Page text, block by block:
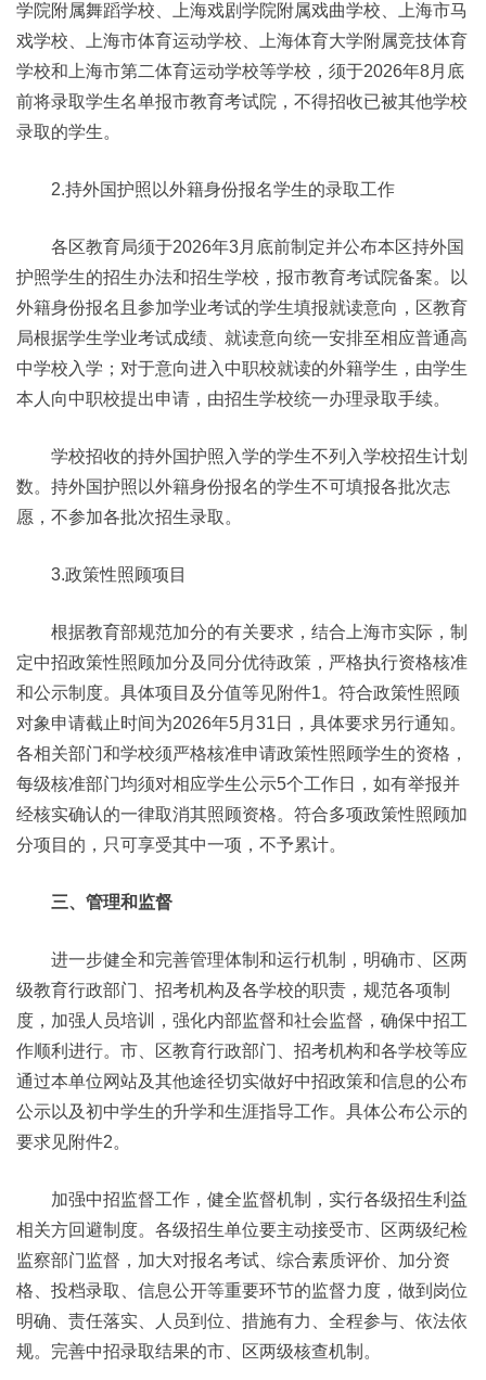
学院附属舞蹈学校、上海戏剧学院附属戏曲学校、上海市马
戏学校、上海市体育运动学校、上海体育大学附属竞技体育
学校和上海市第二体育运动学校等学校，须于2026年8月底
前将录取学生名单报市教育考试院，不得招收已被其他学校
录取的学生。
2.持外国护照以外籍身份报名学生的录取工作
各区教育局须于2026年3月底前制定并公布本区持外国
护照学生的招生办法和招生学校，报市教育考试院备案。以
外籍身份报名且参加学业考试的学生填报就读意向，区教育
局根据学生学业考试成绩、就读意向统一安排至相应普通高
中学校入学；对于意向进入中职校就读的外籍学生，由学生
本人向中职校提出申请，由招生学校统一办理录取手续。
学校招收的持外国护照入学的学生不列入学校招生计划
数。持外国护照以外籍身份报名的学生不可填报各批次志
愿，不参加各批次招生录取。
3.政策性照顾项目
根据教育部规范加分的有关要求，结合上海市实际，制
定中招政策性照顾加分及同分优待政策，严格执行资格核准
和公示制度。具体项目及分值等见附件1。符合政策性照顾
对象申请截止时间为2026年5月31日，具体要求另行通知。
各相关部门和学校须严格核准申请政策性照顾学生的资格，
每级核准部门均须对相应学生公示5个工作日，如有举报并
经核实确认的一律取消其照顾资格。符合多项政策性照顾加
分项目的，只可享受其中一项，不予累计。
三、管理和监督
进一步健全和完善管理体制和运行机制，明确市、区两
级教育行政部门、招考机构及各学校的职责，规范各项制
度，加强人员培训，强化内部监督和社会监督，确保中招工
作顺利进行。市、区教育行政部门、招考机构和各学校等应
通过本单位网站及其他途径切实做好中招政策和信息的公布
公示以及初中学生的升学和生涯指导工作。具体公布公示的
要求见附件2。
加强中招监督工作，健全监督机制，实行各级招生利益
相关方回避制度。各级招生单位要主动接受市、区两级纪检
监察部门监督，加大对报名考试、综合素质评价、加分资
格、投档录取、信息公开等重要环节的监督力度，做到岗位
明确、责任落实、人员到位、措施有力、全程参与、依法依
规。完善中招录取结果的市、区两级核查机制。